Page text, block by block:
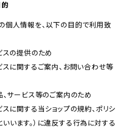
個人情報を、以下の目的で利用致
スの提供のため
スに関するご案内、お問い合わせ等
、サービス等のご案内のため
スに関する当ショップの規約、ポリシ
いいます。）に違反する行為に対する